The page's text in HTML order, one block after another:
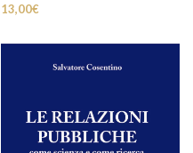
13,00€